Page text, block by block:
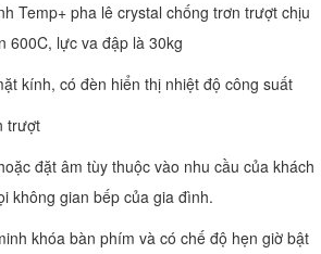
Temp+ pha lê crystal chống trơn trượt chịu
600C, lực va đập là 30kg
kính, có đèn hiển thị nhiệt độ công suất
trượt
đặt âm tùy thuộc vào nhu cầu của khách
không gian bếp của gia đình.
khóa bàn phím và có chế độ hẹn giờ bật